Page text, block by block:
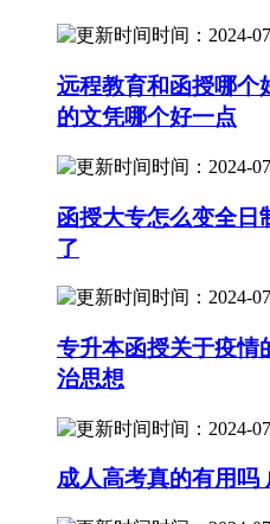
时间：2024-
远程教育和函授哪个
的文凭哪个好一点
时间：2024-
函授大专怎么变全日
了
时间：2024-
专升本函授关于疫情
治思想
时间：2024-
成人高考真的有用吗